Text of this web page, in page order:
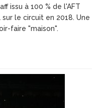
issu à 100 % de l'AFT
le circuit en 2018. Une
faire "maison".